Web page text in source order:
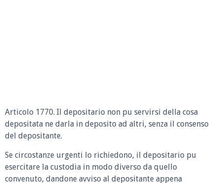
Articolo 1770. Il depositario non pu servirsi della cosa
depositata ne darla in deposito ad altri, senza il consenso
del depositante.
Se circostanze urgenti lo richiedono, il depositario pu
esercitare la custodia in modo diverso da quello
convenuto, dandone avviso al depositante appena